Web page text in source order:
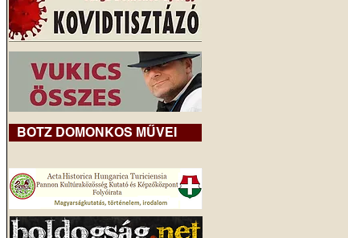
BOTZ DOMONKOS MŰVEI